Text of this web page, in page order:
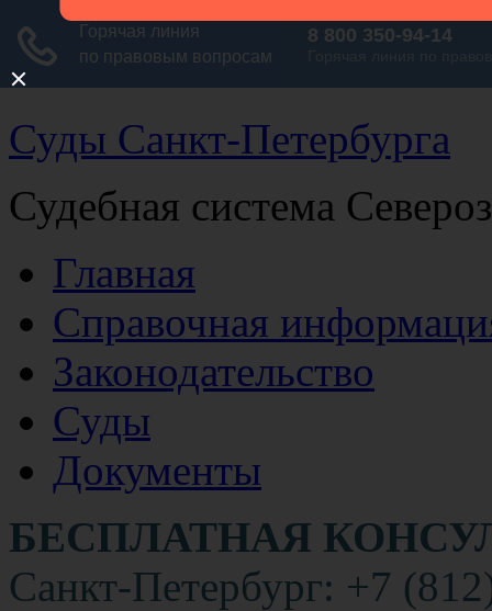
Суды Санкт-Петербурга
Судебная система
Главная
Справочная
Законодательство
Суды
Документы
БЕСПЛАТНАЯ
Санкт-Петербург: +7